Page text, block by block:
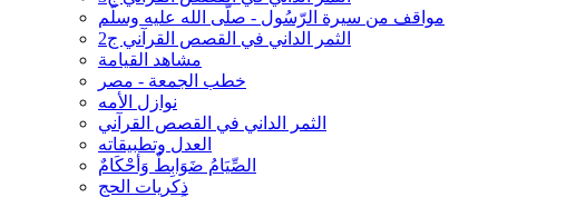
مواقف من سيرة الرّسُول - صلّى الله عليه وسلّم
الثمر الداني في القصص القرآني ج2
مشاهد القيامة
خطب الجمعة - مصر
نوازل الأمه
الثمر الداني في القصص القرآني
العدل وتطبيقاته
الصِّيَامُ ضَوَابِطٌ وَأحْكَامٌ
ذكريات الحج